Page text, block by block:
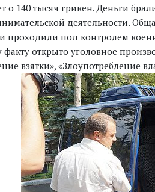
о 140 тысяч гривен. Деньги
деятельности.
проходили под контролем
открыто уголовное
взятки», «Злоупотребление